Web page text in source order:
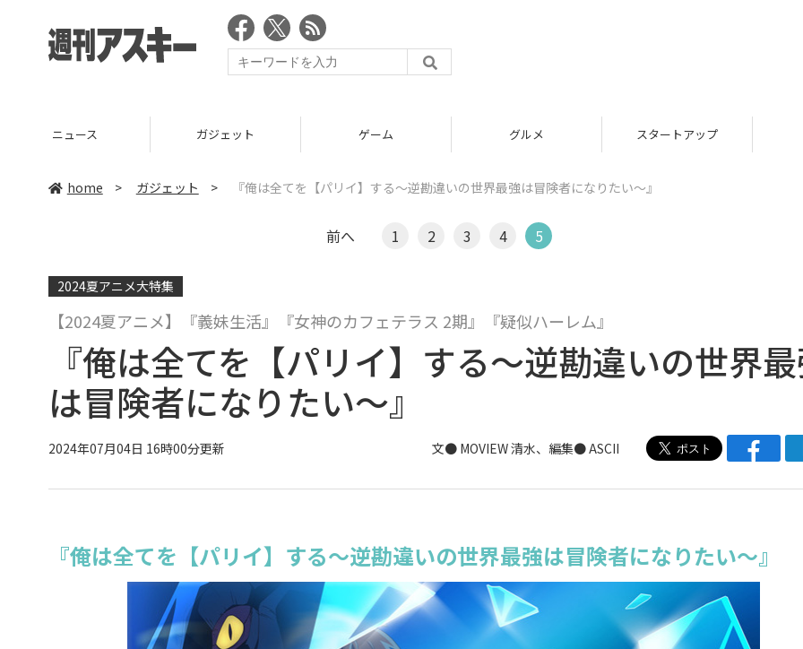
ニュース ガジェット ゲーム グルメ スタートアップ
home > ガジェット > 『俺は全てを【パリイ】する～逆勘違いの世界最強は冒険者になりたい～』
前へ 1 2 3 4 5
2024夏アニメ大特集
【2024夏アニメ】『義妹生活』『女神のカフェテラス 2期』『疑似ハーレム』
『俺は全てを【パリイ】する～逆勘違いの世界
は冒険者になりたい～』
2024年07月04日 16時00分更新 文● MOVIEW清水、編集● ASCII
『俺は全てを【パリイ】する～逆勘違いの世界最強は冒険者になりたい～』